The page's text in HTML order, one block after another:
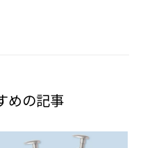
めの記事